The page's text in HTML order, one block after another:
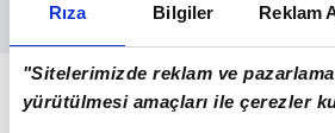
Rıza Bilgiler Reklam
"Sitelerimizde reklam ve
yürütülmesi amaçları ile çerezler
Rıza'nın zor bir süreçten
başarıya imza attığını